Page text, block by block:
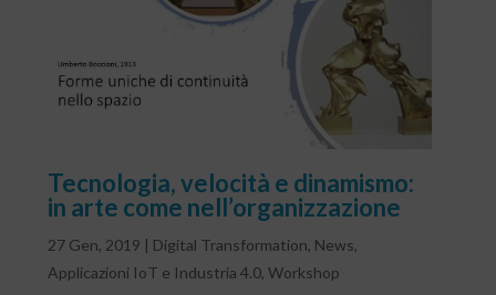
Tecnologia, velocità e dinamismo:
in arte come nell’organizzazione
27 Gen, 2019 | Digital Transformation, News,
Applicazioni IoT e Industria 4.0,Workshop